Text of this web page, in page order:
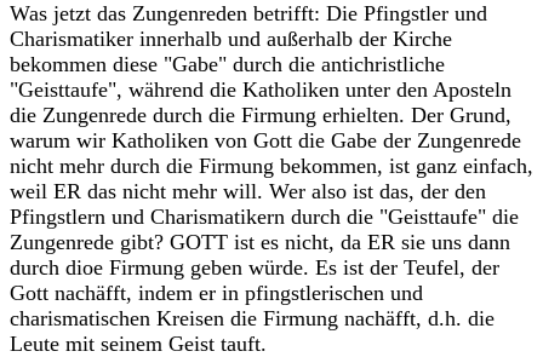
Was jetzt das Zungenreden betrifft: Die Pfingstler und
Charismatiker innerhalb und außerhalb der Kirche
bekommen diese "Gabe" durch die antichristliche
"Geisttaufe", während die Katholiken unter den Aposteln
die Zungenrede durch die Firmung erhielten. Der Grund,
warum wir Katholiken von Gott die Gabe der Zungenrede
nicht mehr durch die Firmung bekommen, ist ganz einfach,
weil ER das nicht mehr will. Wer also ist das, der den
Pfingstlern und Charismatikern durch die "Geisttaufe" die
Zungenrede gibt? GOTT ist es nicht, da ER sie uns dann
durch dioe Firmung geben würde. Es ist der Teufel, der
Gott nachäfft, indem er in pfingstlerischen und
charismatischen Kreisen die Firmung nachäfft, d.h. die
Leute mit seinem Geist tauft.